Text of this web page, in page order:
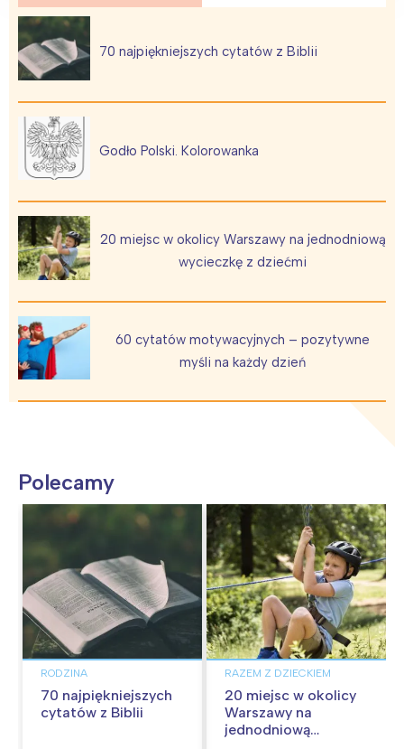
70 najpiękniejszych cytatów z Biblii
Godło Polski. Kolorowanka
20 miejsc w okolicy Warszawy na jednodniową
wycieczkę z dziećmi
60 cytatów motywacyjnych – pozytywne
myśli na każdy dzień
Polecamy
RODZINA
70 najpiękniejszych
cytatów z Biblii
RAZEM Z DZIECKIEM
20 miejsc w okolicy
Warszawy na
jednodniową